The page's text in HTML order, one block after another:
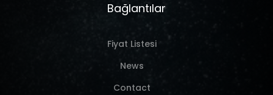
Bağlantılar
Fiyat Listesi
News
Contact